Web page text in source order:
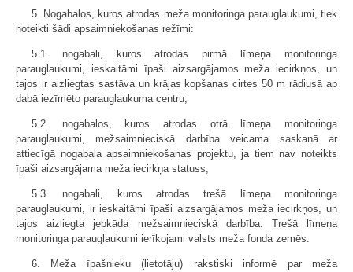
5. Nogabalos, kuros atrodas meža monitoringa parauglaukumi, tiek
noteikti šādi apsaimniekošanas režīmi:
5.1. nogabali, kuros atrodas pirmā līmeņa monitoringa
parauglaukumi, ieskaitāmi īpaši aizsargājamos meža iecirkņos, un
tajos ir aizliegtas sastāva un krājas kopšanas cirtes 50 m rādiusā ap
dabā iezīmēto parauglaukuma centru;
5.2. nogabalos, kuros atrodas otrā līmeņa monitoringa
parauglaukumi, mežsaimnieciskā darbība veicama saskaņā ar
attiecīgā nogabala apsaimniekošanas projektu, ja tiem nav noteikts
īpaši aizsargājama meža iecirkņa statuss;
5.3. nogabali, kuros atrodas trešā līmeņa monitoringa
parauglaukumi, ir ieskaitāmi īpaši aizsargājamos meža iecirkņos, un
tajos aizliegta jebkāda mežsaimnieciskā darbība. Trešā līmeņa
monitoringa parauglaukumi ierīkojami valsts meža fonda zemēs.
6. Meža īpašnieku (lietotāju) rakstiski informē par meža